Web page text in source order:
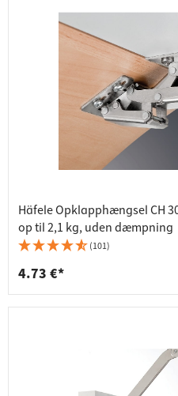
Häfele Opklapphængsel CH
op til 2,1 kg, uden dæmpning
(101)
4.73 €*